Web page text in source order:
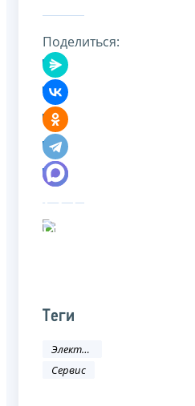
Поделиться:
Теги
Электронные услуги
Сервис